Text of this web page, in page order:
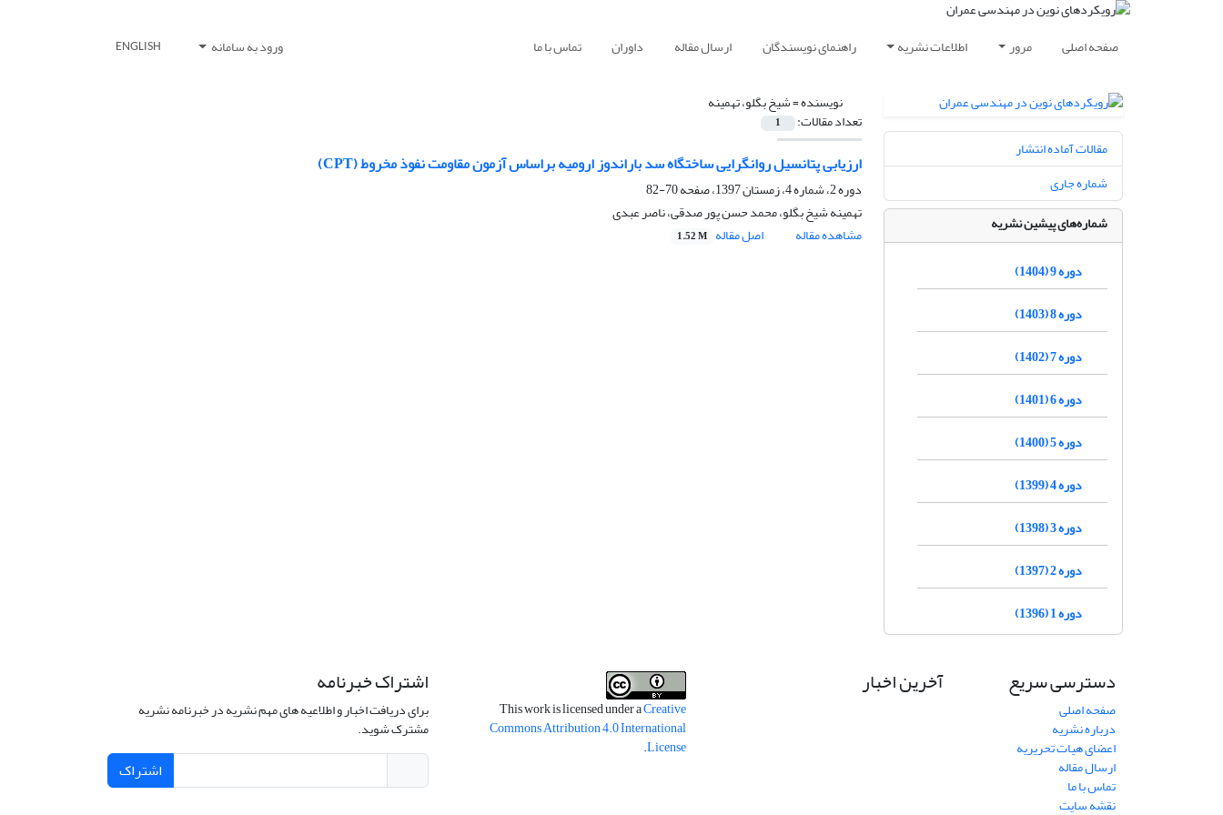
صفحه اصلی مرور اطلاعات نشریه راهنمای نویسندگان ارسال مقاله داوران تماس با ما ورود به سامانه ENGLISH
نویسنده =شیخ بگلو، تهمینه
تعداد مقالات: 1
ارزیابی پتانسیل روانگرایی ساختگاه سد باراندوز ارومیه براساس آزمون مقاومت نفوذ مخروط (CPT)
دوره 2، شماره 4، زمستان 1397، صفحه
70-82
تهمینه شیخ بگلو، محمد حسن پور صدقی، ناصر عبدی
مشاهده مقاله
اصل مقاله 1.52 M
مقالات آماده انتشار
شماره جاری
شماره‌های پیشین نشریه
دوره 9 (1404)
دوره 8 (1403)
دوره 7 (1402)
دوره 6 (1401)
دوره 5 (1400)
دوره 4 (1399)
دوره 3 (1398)
دوره 2 (1397)
دوره 1 (1396)
دسترسی سریع
صفحه اصلی
درباره نشریه
اعضای هیات تحریریه
ارسال مقاله
تماس با ما
نقشه سایت
آخرین اخبار
This work is licensed under aCreative
Commons Attribution 4.0 International
License
.
اشتراک خبرنامه
برای دریافت اخبار و اطلاعیه های مهم نشریه در خبرنامه نشریه
مشترک شوید.
اشتراک